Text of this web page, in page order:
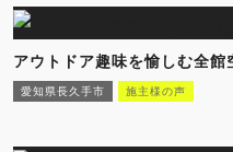
アウトドア趣味を愉しむ全館
愛知県長久手市 施主様の声